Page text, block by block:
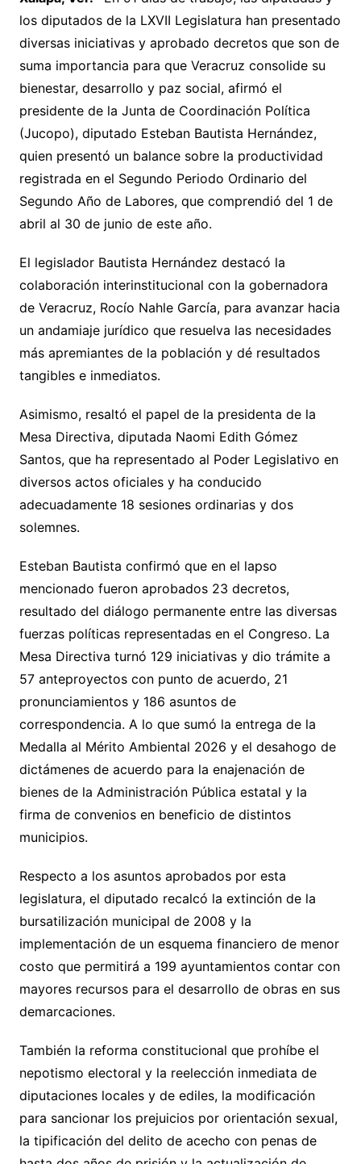
los diputados de la LXVII Legislatura han presentado
diversas iniciativas y aprobado decretos que son de
suma importancia para que Veracruz consolide su
bienestar, desarrollo y paz social, afirmó el
presidente de la Junta de Coordinación Política
(Jucopo), diputado Esteban Bautista Hernández,
quien presentó un balance sobre la productividad
registrada en el Segundo Periodo Ordinario del
Segundo Año de Labores, que comprendió del 1 de
abril al 30 de junio de este año.
El legislador Bautista Hernández destacó la
colaboración interinstitucional con la gobernadora
de Veracruz, Rocío Nahle García, para avanzar hacia
un andamiaje jurídico que resuelva las necesidades
más apremiantes de la población y dé resultados
tangibles e inmediatos.
Asimismo, resaltó el papel de la presidenta de la
Mesa Directiva, diputada Naomi Edith Gómez
Santos, que ha representado al Poder Legislativo en
diversos actos oficiales y ha conducido
adecuadamente 18 sesiones ordinarias y dos
solemnes.
Esteban Bautista confirmó que en el lapso
mencionado fueron aprobados 23 decretos,
resultado del diálogo permanente entre las diversas
fuerzas políticas representadas en el Congreso. La
Mesa Directiva turnó 129 iniciativas y dio trámite a
57 anteproyectos con punto de acuerdo, 21
pronunciamientos y 186 asuntos de
correspondencia. A lo que sumó la entrega de la
Medalla al Mérito Ambiental 2026 y el desahogo de
dictámenes de acuerdo para la enajenación de
bienes de la Administración Pública estatal y la
firma de convenios en beneficio de distintos
municipios.
Respecto a los asuntos aprobados por esta
legislatura, el diputado recalcó la extinción de la
bursatilización municipal de 2008 y la
implementación de un esquema financiero de menor
costo que permitirá a 199 ayuntamientos contar con
mayores recursos para el desarrollo de obras en sus
demarcaciones.
También la reforma constitucional que prohíbe el
nepotismo electoral y la reelección inmediata de
diputaciones locales y de ediles, la modificación
para sancionar los prejuicios por orientación sexual,
la tipificación del delito de acecho con penas de